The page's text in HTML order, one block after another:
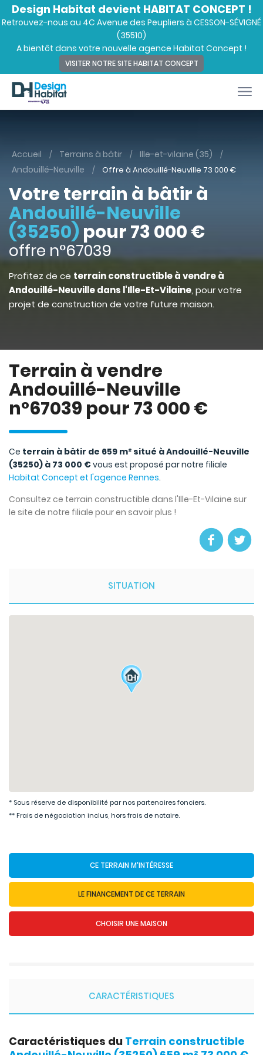
Design Habitat devient HABITAT CONCEPT !
Retrouvez-nous au 4C Avenue des Peupliers à CESSON-SÉVIGNÉ
(35510)
A bientôt dans votre nouvelle agence Habitat Concept !
VISITER NOTRE SITE HABITAT CONCEPT
Accueil Terrains à bâtir
Ille-et-vilaine (35)
Andouillé-Neuville
Offre à Andouillé-Neuville 73 000 €
Votre terrain à bâtir à
Andouillé-Neuville
(35250)pour 73 000 €
offre n°67039
Profitez de ce terrain constructible à vendre à
Andouillé-Neuville dans l'Ille-Et-Vilaine, pour votre
projet de construction de votre future maison.
Terrain à vendre
Andouillé-Neuville
n°67039 pour 73 000 €
Ce terrain à bâtir de 659 m² situé à Andouillé-Neuville
(35250) à 73 000 €vous est proposé par notre filiale
Habitat Concept et l'agence Rennes.
Consultez ce terrain constructible dans l'Ille-Et-Vilaine sur
le site de notre filiale pour en savoir plus !
SITUATION
* Sous réserve de disponibilité par nos partenaires fonciers.
** Frais de négociation inclus, hors frais de notaire.
CE TERRAIN M'INTÉRESSE
LE FINANCEMENT DE CE TERRAIN
CHOISIR UNE MAISON
CARACTÉRISTIQUES
Caractéristiques du Terrain constructible